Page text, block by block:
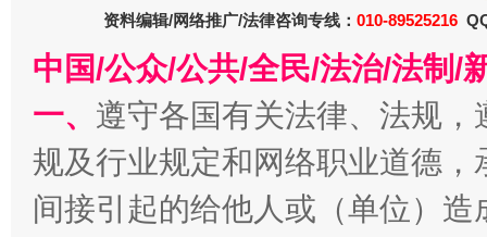
春天里的科技盛宴
资料编辑/网络推广/法律咨询专线： 010-89525216
中国/公众/公共/全民/法治/法制/
一、 遵守各国有关法律、法规
规及行业规定和网络职业道德
间接引起的给他人或（单位）